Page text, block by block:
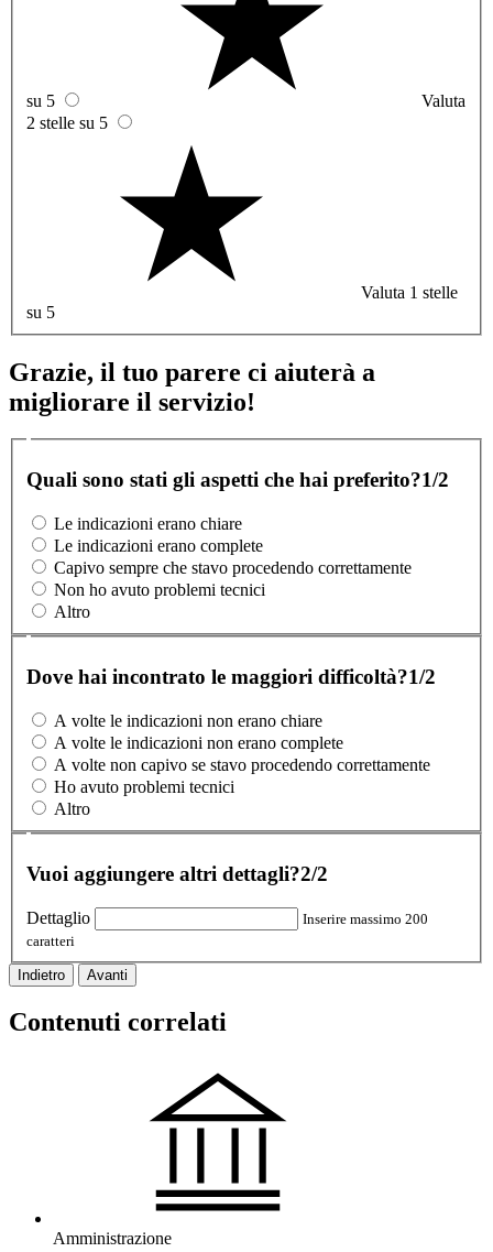
su 5
Valuta
2 stelle su 5
Valuta 1 stelle
su 5
Grazie, il tuo parere ci aiuterà a
migliorare il servizio!
Quali sono stati gli aspetti che hai preferito?1/2
Le indicazioni erano chiare
Le indicazioni erano complete
Capivo sempre che stavo procedendo correttamente
Non ho avuto problemi tecnici
Altro
Dove hai incontrato le maggiori difficoltà?1/2
A volte le indicazioni non erano chiare
A volte le indicazioni non erano complete
A volte non capivo se stavo procedendo correttamente
Ho avuto problemi tecnici
Altro
Vuoi aggiungere altri dettagli?2/2
Dettaglio
Inserire massimo 200
caratteri
Indietro Avanti
Contenuti correlati
Amministrazione